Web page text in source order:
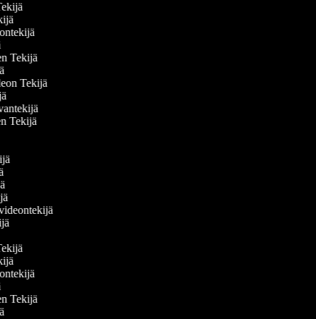
Tekijä
Tekijä
Tekijä
Tekijä